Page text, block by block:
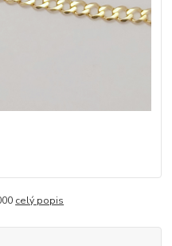
celý popis